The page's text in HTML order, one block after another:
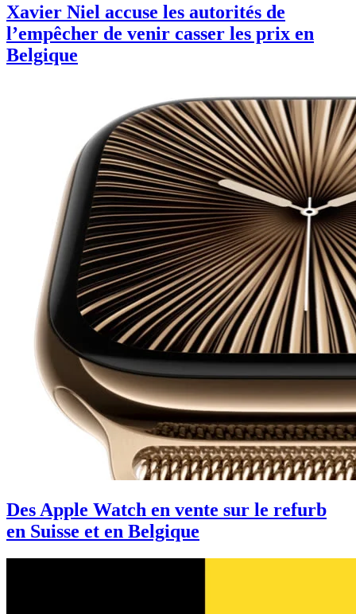
Xavier Niel accuse les autorités de
l’empêcher de venir casser les prix en
Belgique
Des Apple Watch en vente sur le refurb
en Suisse et en Belgique